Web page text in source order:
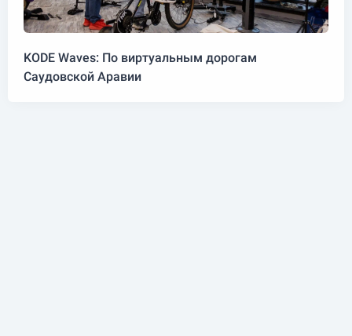
KODE Waves: По виртуальным дорогам
Саудовской Аравии